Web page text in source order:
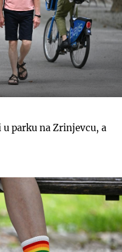
u parku na Zrinjevcu, a